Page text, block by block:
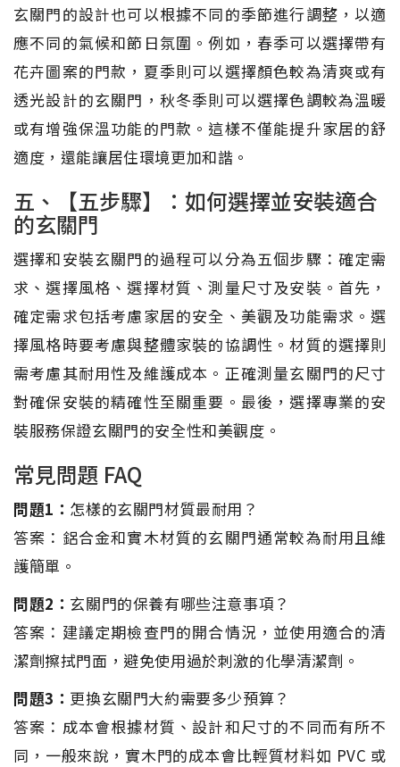
玄關門的設計也可以根據不同的季節進行調整，以適
應不同的氣候和節日氛圍。例如，春季可以選擇帶有
花卉圖案的門款，夏季則可以選擇顏色較為清爽或有
透光設計的玄關門，秋冬季則可以選擇色調較為溫暖
或有增強保溫功能的門款。這樣不僅能提升家居的舒
適度，還能讓居住環境更加和諧。
五、【五步驟】：如何選擇並安裝適合
的玄關門
選擇和安裝玄關門的過程可以分為五個步驟：確定需
求、選擇風格、選擇材質、測量尺寸及安裝。首先，
確定需求包括考慮家居的安全、美觀及功能需求。選
擇風格時要考慮與整體家裝的協調性。材質的選擇則
需考慮其耐用性及維護成本。正確測量玄關門的尺寸
對確保安裝的精確性至關重要。最後，選擇專業的安
裝服務保證玄關門的安全性和美觀度。
常見問題 FAQ
問題1： 怎樣的玄關門材質最耐用？
答案：鋁合金和實木材質的玄關門通常較為耐用且維
護簡單。
問題2： 玄關門的保養有哪些注意事項？
答案：建議定期檢查門的開合情況，並使用適合的清
潔劑擦拭門面，避免使用過於刺激的化學清潔劑。
問題3： 更換玄關門大約需要多少預算？
答案：成本會根據材質、設計和尺寸的不同而有所不
同，一般來說，實木門的成本會比輕質材料如 PVC 或